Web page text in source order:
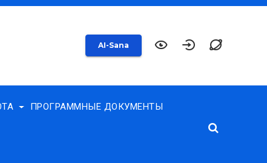
AI-Sana
ПРОГРАММНЫЕ ДОКУМЕНТЫ